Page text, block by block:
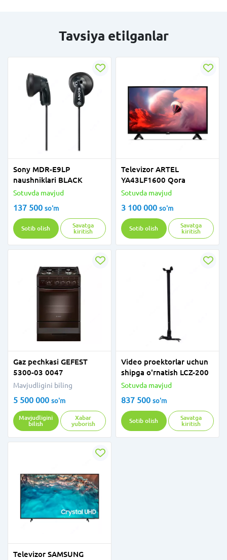
Tavsiya etilganlar
Sony MDR-E9LP
naushniklari BLACK
Sotuvda mavjud
137 500 so'm
Sotib olish
Savatga
kiritish
Televizor ARTEL
YA43LF1600 Qora
Sotuvda mavjud
3 100 000 so'm
Sotib olish
Savatga
kiritish
Gaz pechkasi GEFEST
5300-03 0047
Mavjudligini biling
5 500 000 so'm
Mavjudligini
bilish
Xabar
yuborish
Video proektorlar uchun
shipga o'rnatish LCZ-200
Sotuvda mavjud
837 500 so'm
Sotib olish
Savatga
kiritish
Televizor SAMSUNG